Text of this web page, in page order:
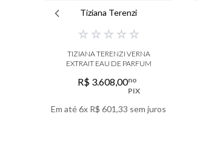
Tiziana Terenzi
☆ ☆ ☆ ☆ ☆
TIZIANA TERENZI VERNA
EXTRAIT EAU DE PARFUM
R$ 3.608,00no
PIX
Em até6x R$ 601,33 sem juros